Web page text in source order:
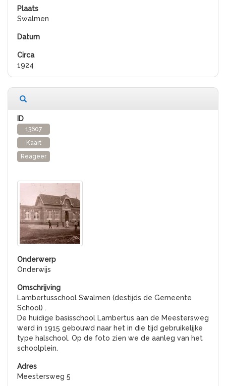
Swalmen
1924
13607
Kaart
Reageer
Onderwijs
Lambertusschool Swalmen (destijds de Gemeente
School) .
De huidige basisschool Lambertus aan de Meestersweg
werd in 1915 gebouwd naar het in die tijd gebruikelijke
type halschool. Op de foto zien we de aanleg van het
schoolplein.
Meestersweg 5